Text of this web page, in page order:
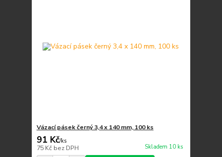
Vázací pásek černý 3,4 x 140 mm, 100 ks
91 Kč/ks
75 Kč bez DPH Skladem 10 ks